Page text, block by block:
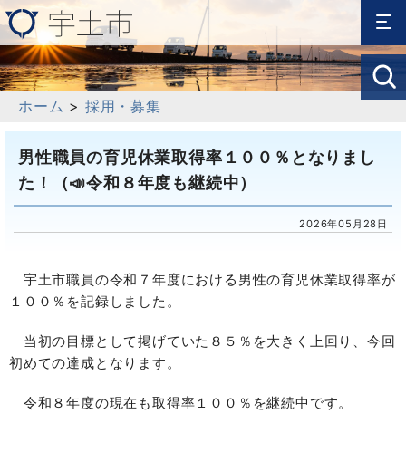
ホーム > 採用・募集
男性職員の育児休業取得率１００％となりまし
た！（📣令和８年度も継続中）
2026年05月28日
宇土市職員の令和７年度における男性の育児休業取得率が
１００％を記録しました。
当初の目標として掲げていた８５％を大きく上回り、今回
初めての達成となります。
令和８年度の現在も取得率１００％を継続中です。